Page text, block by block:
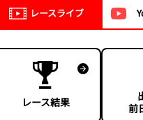
レースライブ
レース結果
前